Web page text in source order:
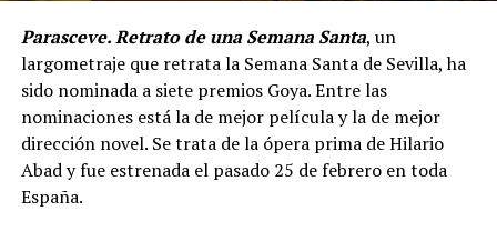
Parasceve. Retrato de una Semana Santa, un
largometraje que retrata la Semana Santa de Sevilla, ha
sido nominada a siete premios Goya. Entre las
nominaciones está la de mejor película y la de mejor
dirección novel. Se trata de la ópera prima de Hilario
Abad y fue estrenada el pasado 25 de febrero en toda
España.